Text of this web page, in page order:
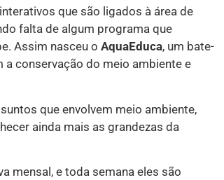
que são ligados à área de
falta de algum programa que
Assim nasceu o AquaEduca, um bate-
conservação do meio ambiente e
que envolvem meio ambiente,
ainda mais as grandezas da
mensal, e toda semana eles são